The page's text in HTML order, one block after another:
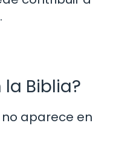
Biblia?
no aparece en